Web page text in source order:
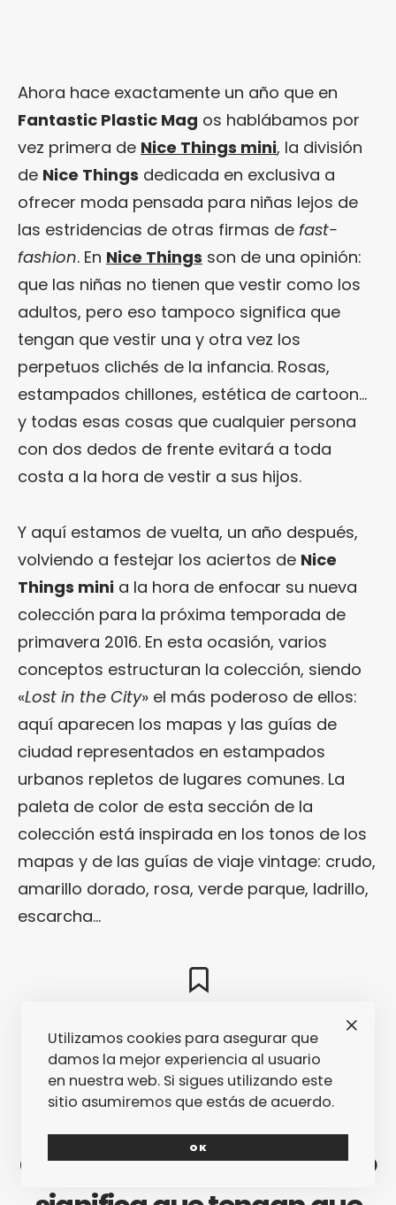
Ahora hace exactamente un año que en
Fantastic Plastic Mag os hablábamos por
vez primera de Nice Things mini, la división
de Nice Things dedicada en exclusiva a
ofrecer moda pensada para niñas lejos de
las estridencias de otras firmas de fast-
fashion. En Nice Things son de una opinión:
que las niñas no tienen que vestir como los
adultos, pero eso tampoco significa que
tengan que vestir una y otra vez los
perpetuos clichés de la infancia. Rosas,
estampados chillones, estética de cartoon…
y todas esas cosas que cualquier persona
con dos dedos de frente evitará a toda
costa a la hora de vestir a sus hijos.
Y aquí estamos de vuelta, un año después,
volviendo a festejar los aciertos de Nice
Things mini a la hora de enfocar su nueva
colección para la próxima temporada de
primavera 2016. En esta ocasión, varios
conceptos estructuran la colección, siendo
«Lost in the City» el más poderoso de ellos:
aquí aparecen los mapas y las guías de
ciudad representados en estampados
urbanos repletos de lugares comunes. La
paleta de color de esta sección de la
colección está inspirada en los tonos de los
mapas y de las guías de viaje vintage: crudo,
amarillo dorado, rosa, verde parque, ladrillo,
escarcha…
En Nice Things mini
piensan que las niñas no
tienen que vestir como los
adultos, pero eso tampoco
Utilizamos cookies para asegurar que
damos la mejor experiencia al usuario
en nuestra web. Si sigues utilizando este
sitio asumiremos que estás de acuerdo.
OK